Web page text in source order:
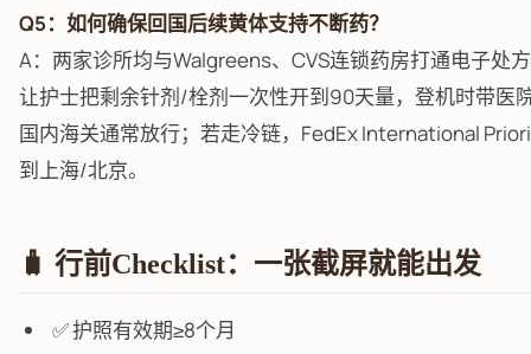
Q5：如何确保回国后续黄体支持不断药？
A：两家诊所均与Walgreens、CVS连锁药房打通电子处
让护士把剩余针剂/栓剂一次性开到90天量，登机时带医
国内海关通常放行；若走冷链，FedEx International
到上海/北京。
🧳 行前Checklist：一张截屏就能出发
✅ 护照有效期≥8个月